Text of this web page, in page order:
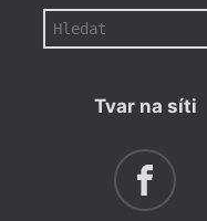
Tvar na síti